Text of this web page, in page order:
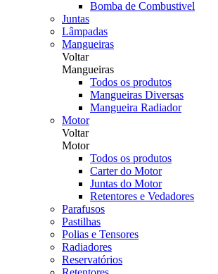
Bomba de Combustivel
Juntas
Lâmpadas
Mangueiras
Voltar
Mangueiras
Todos os produtos
Mangueiras Diversas
Mangueira Radiador
Motor
Voltar
Motor
Todos os produtos
Carter do Motor
Juntas do Motor
Retentores e Vedadores
Parafusos
Pastilhas
Polias e Tensores
Radiadores
Reservatórios